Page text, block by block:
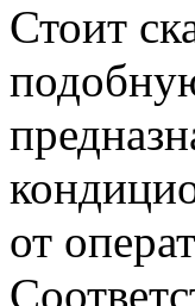
Стоит
от